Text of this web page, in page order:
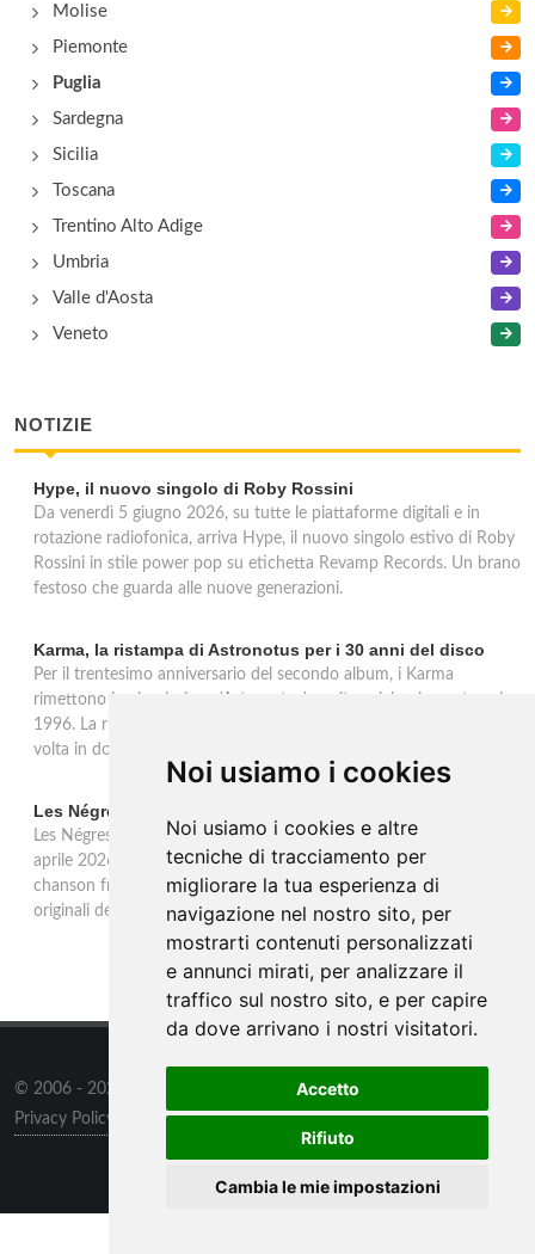
Noi usiamo i cookies
Noi usiamo i cookies e altre
tecniche di tracciamento per
migliorare la tua esperienza di
navigazione nel nostro sito, per
mostrarti contenuti personalizzati
e annunci mirati, per analizzare il
traffico sul nostro sito, e per capire
da dove arrivano i nostri visitatori.
Accetto
Rifiuto
Cambia le mie impostazioni
Molise
Piemonte
Puglia
Sardegna
Sicilia
Toscana
Trentino Alto Adige
Umbria
Valle d'Aosta
Veneto
NOTIZIE
Hype, il nuovo singolo di Roby Rossini
Da venerdì 5 giugno 2026, su tutte le piattaforme digitali e in
rotazione radiofonica, arriva Hype, il nuovo singolo estivo di Roby
Rossini in stile power pop su etichetta Revamp Records. Un brano
festoso che guarda alle nuove generazioni.
Karma, la ristampa di Astronotus per i 30 anni del disco
Per il trentesimo anniversario del secondo album, i Karma
rimettono in circolazione 'Astronotus', uscito originariamente nel
1996. La ristampa Sony Music è disponibile in CD e per la prima
volta in doppio vinile gold 180 grammi con bonus track.
Les Négresses Vertes a Milano: unica data italiana 2026
Les Négresses Vertes tornano in Italia per un'unica data: il 16
aprile 2026 all'Alcatraz di Milano con lo Zobi Tour. Rock acustico,
chanson francese e ritmi mediterranei per uno dei gruppi più
originali della scena musicale francese.
© 2006 - 2026
all rights reserved.
Privacy Policy
Preferenze sui Cookies